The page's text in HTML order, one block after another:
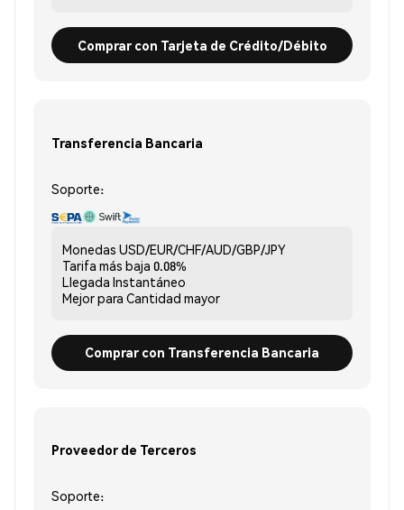
Comprar con Tarjeta de Crédito/Débito
Transferencia Bancaria
Soporte:
Monedas USD/EUR/CHF/AUD/GBP/JPY
Tarifa más baja 0.08%
Llegada Instantáneo
Mejor para Cantidad mayor
Comprar con Transferencia Bancaria
Proveedor de Terceros
Soporte: